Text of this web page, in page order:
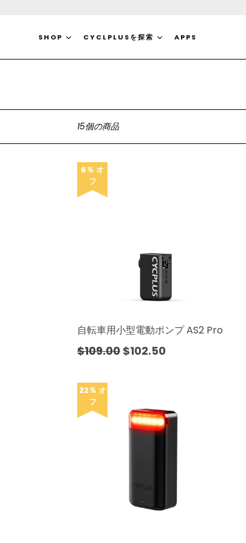
ツ
ッ
SHOP CYCLPLUSを探索 APPS
15個の商品
替
6％ オ
フ
自転車用小型電動ポンプ AS2 Pro
通
格
$109.00 $102.50
22％ オ
フ